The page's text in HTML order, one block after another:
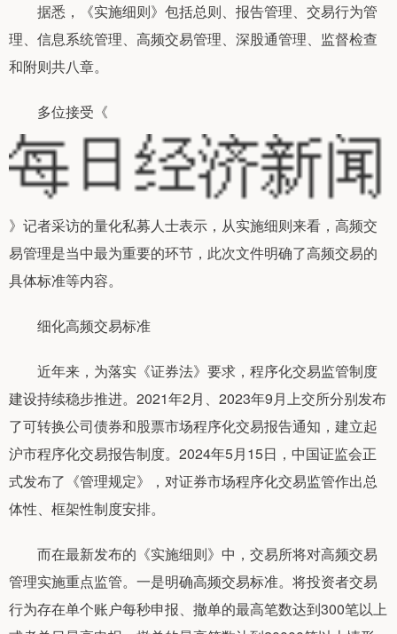
据悉，《实施细则》包括总则、报告管理、交易行为管
理、信息系统管理、高频交易管理、深股通管理、监督检查
和附则共八章。
多位接受《
》记者采访的量化私募人士表示，从实施细则来看，高频交
易管理是当中最为重要的环节，此次文件明确了高频交易的
具体标准等内容。
细化高频交易标准
近年来，为落实《证券法》要求，程序化交易监管制度
建设持续稳步推进。2021年2月、2023年9月上交所分别发布
了可转换公司债券和股票市场程序化交易报告通知，建立起
沪市程序化交易报告制度。2024年5月15日，中国证监会正
式发布了《管理规定》，对证券市场程序化交易监管作出总
体性、框架性制度安排。
而在最新发布的《实施细则》中，交易所将对高频交易
管理实施重点监管。一是明确高频交易标准。将投资者交易
行为存在单个账户每秒申报、撤单的最高笔数达到300笔以上